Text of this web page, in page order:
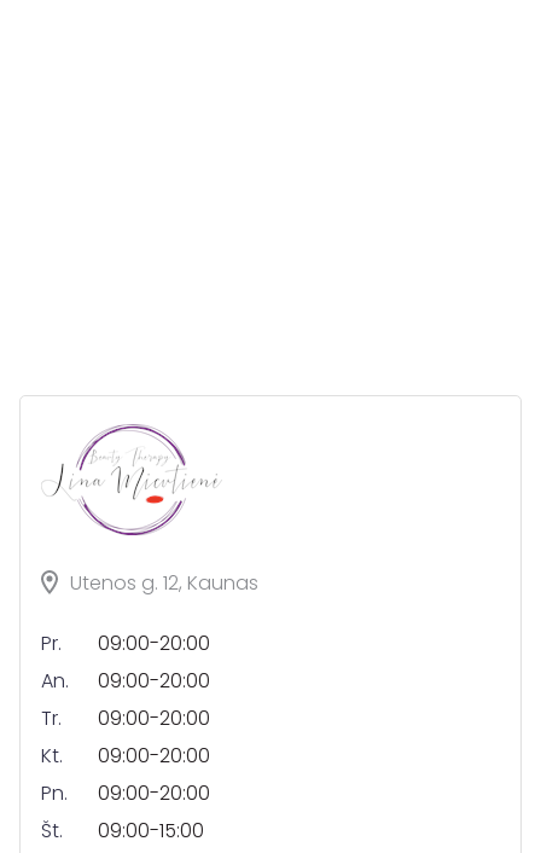
Utenos g. 12, Kaunas
Pr.
09:00-20:00
An.
09:00-20:00
Tr.
09:00-20:00
Kt.
09:00-20:00
Pn.
09:00-20:00
Št.
09:00-15:00